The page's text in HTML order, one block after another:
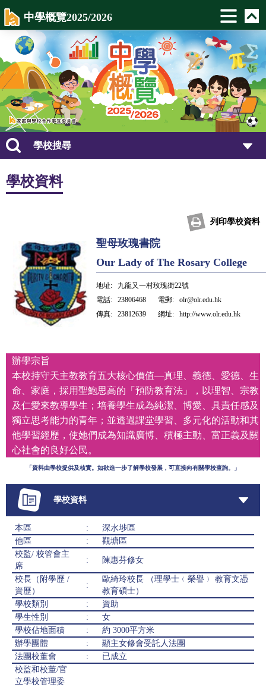
中學概覽2025/2026
學校搜尋
學校資料
列印學校資料
聖母玫瑰書院
Our Lady of The Rosary College
地址:
九龍又一村玫瑰街22號
電話:
23806468 電郵:
olr@olr.edu.hk
傳真:
23812639 網址: http://www.olr.edu.hk
辦學宗旨
本校持守天主教教育五大核心價值—真理、義德、愛德、生
命、家庭，採用聖鮑思高的「預防教育法」，以理智、宗教
及仁愛來教導學生；培養學生成為純潔、博愛、具責任感及
獨立思考能力的青年；並透過課堂學習、多元化的活動和其
他學習經歷，使她們成為知識廣博、積極主動、富正義及關
心社會的良好公民。
「資料由學校提供及核實。如欲進一步了解學校發展，可直接向有關學校查詢。」
學校資料
本區 :
深水埗區
他區
:
觀塘區
校監/ 校管會主
席
: 陳惠芬修女
校長（附學歷 /
資歷）
:
歐綺玲校長 （理學士﹙榮譽﹚ 教育文憑
教育碩士）
學校類別
:
資助
學生性別
:
女
學校佔地面積
:
約 3000平方米
辦學團體
:
顯主女修會受託人法團
法團校董會
:
已成立
校監和校董/官
立學校管理委